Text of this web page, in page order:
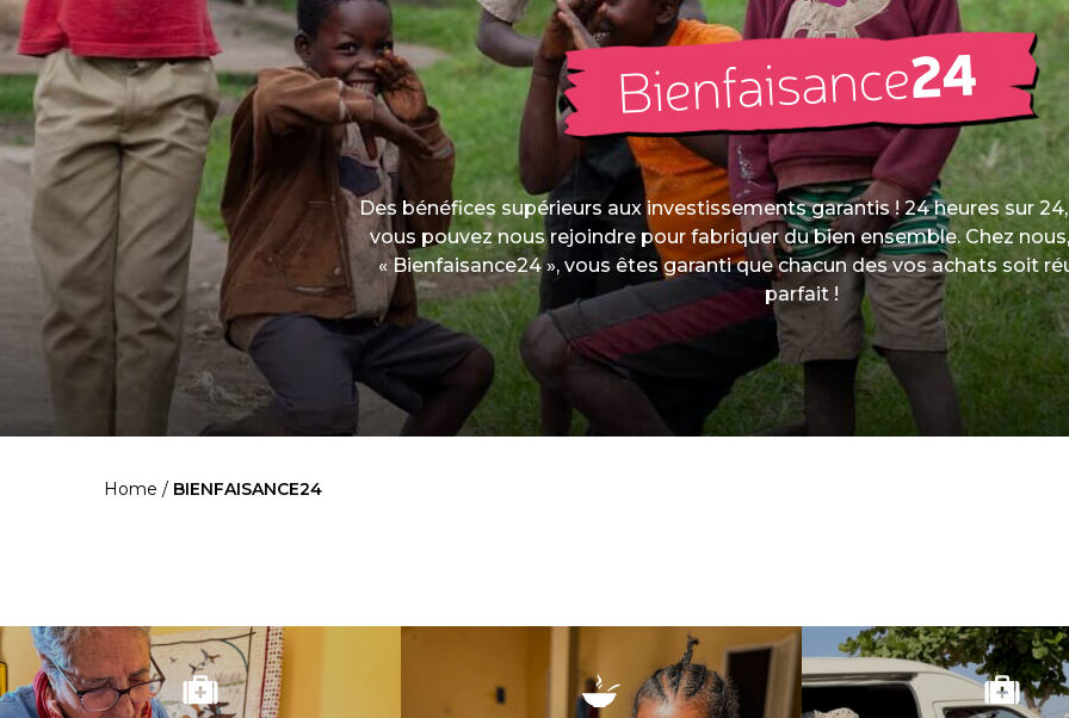
actions
âgée et
financièrement
Équipes d’anges
Soutenez le
spécifique et
lui
Souffle de vie
Sauvez un
maladie de la
l’éducation des
Ce que nous avons déjà fait
Lisez les histoires des personnes que
nous avons déjà aidées
Consultez la liste des endroits où votre
aide parvient
Rapports financiers
Vérifiez comment nous utilisons les
dons
Objectifs statutaires
Voir les objectifs de notre organisation
Contact
Des bénéfices supérieurs aux investissements garantis ! 24 heures sur
vous pouvez nous rejoindre pour fabriquer du bien ensemble. Chez
« Bienfaisance24 », vous êtes garanti que chacun des vos achats soit
parfait !
Home / BIENFAISANCE24